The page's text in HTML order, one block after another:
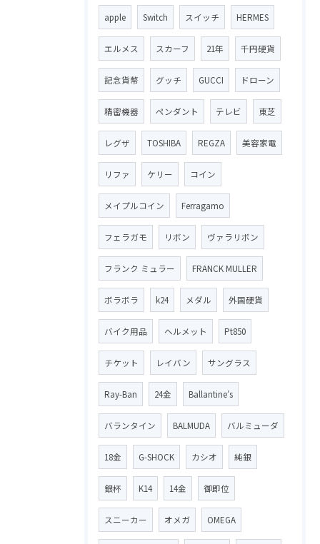
apple Switch スイッチ HERMES
エルメス スカーフ 21年 千円硬貨
記念貨幣 グッチ GUCCI ドローン
精密機器 ペンダント テレビ 東芝
レグザ TOSHIBA REGZA 美容家電
リファ ケリー コイン
メイプルコイン Ferragamo
フェラガモ リボン ヴァラリボン
フランク ミュラー FRANCK MULLER
ボラボラ k24 メダル 外国硬貨
バイク用品 ヘルメット Pt850
チケット レイバン サングラス
Ray-Ban 24金 Ballantine′s
バランタイン BALMUDA バルミューダ
18金 G-SHOCK カシオ 純銀
銀杯 K14 14金 御即位
スニーカー オメガ OMEGA